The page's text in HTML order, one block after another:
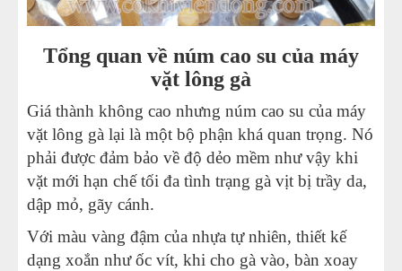
Viễn Đông
25-Nhờ đâu máy nhổ lông vịt gà Viễn Đông hot đến
26-Máy vặt lông gà vịt Viễn Đông vặt tối đa được bao
nhiêu con?
27 -Hướng dẫn cách sửa lỗi máy vặt lông gà tại nhà
Lắp đặt và vệ sinh máy vặt lông gà vịt Việt Nam
Bạn đang thắc mắc máy làm lông gà vịt giá bao
Tổng quan về núm cao su của máy
vặt lông gà
Giá thành không cao nhưng núm cao su của máy
vặt lông gà lại là một bộ phận khá quan trọng. Nó
phải được đảm bảo về độ dẻo mềm như vậy khi
vặt mới hạn chế tối đa tình trạng gà vịt bị trầy da,
dập mỏ, gãy cánh.
Với màu vàng đậm của nhựa tự nhiên, thiết kế
dạng xoắn như ốc vít, khi cho gà vào, bàn xoay